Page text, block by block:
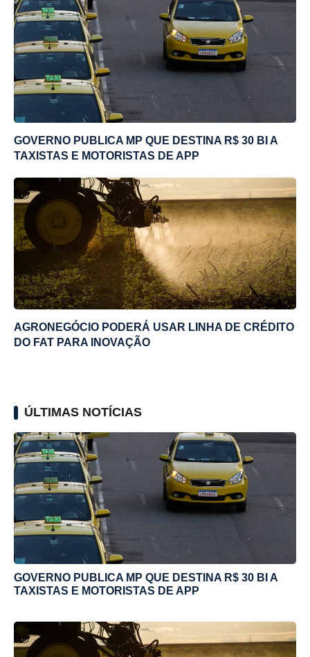
GOVERNO PUBLICA MP QUE DESTINA R$ 30 BI A
TAXISTAS E MOTORISTAS DE APP
AGRONEGÓCIO PODERÁ USAR LINHA DE CRÉDITO
DO FAT PARA INOVAÇÃO
ÚLTIMAS NOTÍCIAS
GOVERNO PUBLICA MP QUE DESTINA R$ 30 BI A
TAXISTAS E MOTORISTAS DE APP